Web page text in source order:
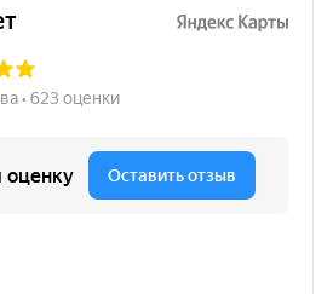
на водной основе
S-64 ФИОЛЕТОВАЯ
300